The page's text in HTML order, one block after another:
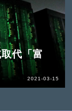
代「富
2021-03-15